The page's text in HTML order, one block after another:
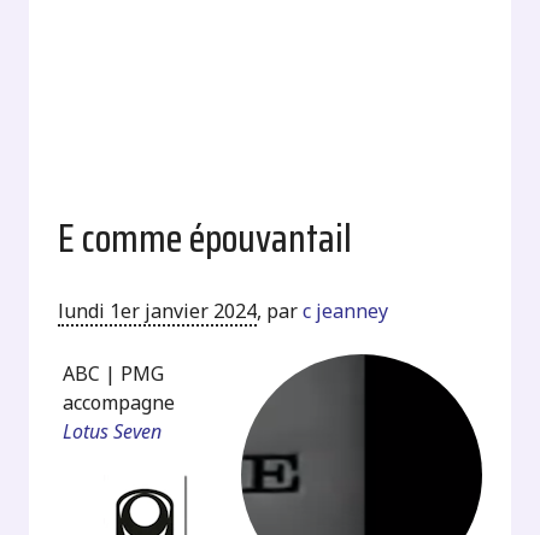
E comme épouvantail
lundi 1er janvier 2024, parc jeanney
ABC | PMG
accompagne
Lotus Seven